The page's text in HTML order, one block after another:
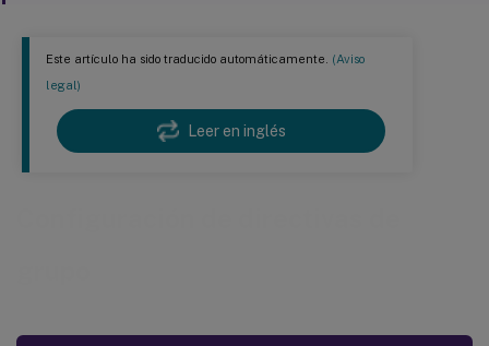
Este artículo ha sido traducido automáticamente. (Aviso
legal)
Leer en inglés